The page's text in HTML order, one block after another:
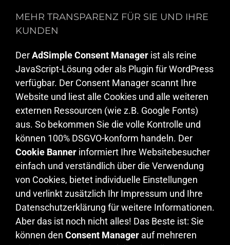
MEHR TRANSPARENZ FÜR SIE UND IHRE
KUNDEN
DerAdSimple Consent Manager ist als reine
JavaScript-Lösung oder als Plugin für WordPress
verfügbar. Der Consent Manager scannt Ihre
Website und liest alle Cookies und alle weiteren
externen Ressourcen (wie z.B. Google Fonts)
aus. So bekommen Sie die volle Kontrolle und
können 100% DSGVO-konform handeln. Der
Cookie Banner informiert Ihre Websitebesucher
einfach und verständlich über die Verwendung
von Cookies, bietet individuelle Einstellungen
und verlinkt zusätzlich Ihr Impressum und Ihre
Datenschutzerklärung für weitere Informationen.
Aber das ist noch nicht alles! Das Beste ist: Sie
können den Consent Manager auf mehreren